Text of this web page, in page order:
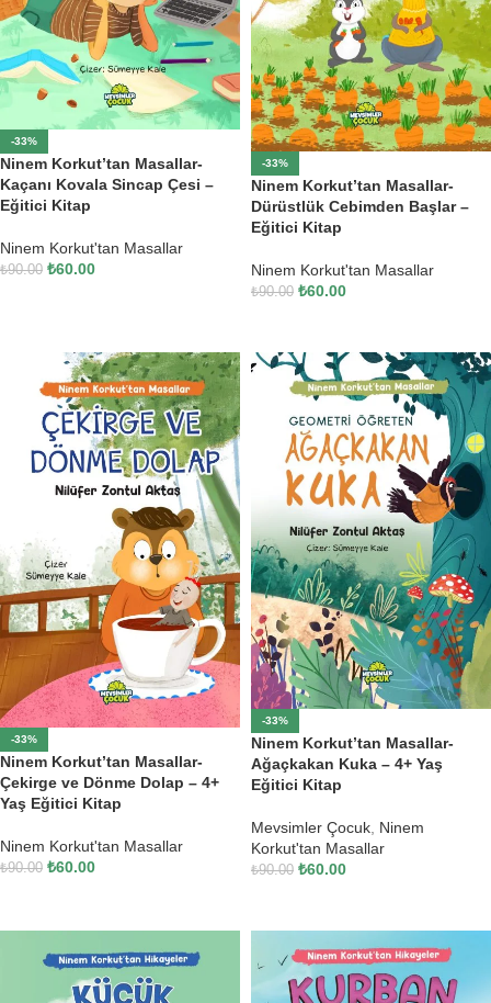
-33%
Ninem Korkut’tan Masallar-
Kaçanı Kovala Sincap Çesi –
Eğitici Kitap
Ninem Korkut'tan Masallar
₺90.00 ₺60.00
-33%
Ninem Korkut’tan Masallar-
Dürüstlük Cebimden Başlar –
Eğitici Kitap
Ninem Korkut'tan Masallar
₺90.00 ₺60.00
-33%
Ninem Korkut’tan Masallar-
Çekirge ve Dönme Dolap – 4+
Yaş Eğitici Kitap
Ninem Korkut'tan Masallar
₺90.00 ₺60.00
-33%
Ninem Korkut’tan Masallar-
Ağaçkakan Kuka – 4+ Yaş
Eğitici Kitap
Mevsimler Çocuk Ninem
Korkut'tan Masallar
₺90.00 ₺60.00